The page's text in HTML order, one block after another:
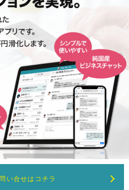
い合わせ
い合せはコチラ